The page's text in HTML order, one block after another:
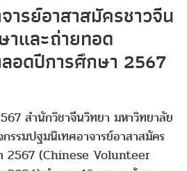
ารย์อาสาสมัครชาวจีน
าและถ่ายทอด
อดปีการศึกษา 2567
สำนักวิชาจีนวิทยา มหาวิทยาลัย
รรมปฐมนิเทศอาจารย์อาสาสมัคร
2567 (Chinese Volunteer